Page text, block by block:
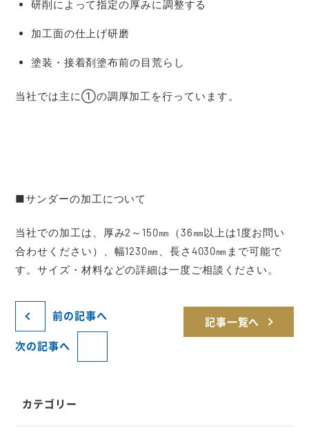
研削によって指定の厚みに調整する
加工面の仕上げ研磨
塗装・接着剤塗布前の目荒らし
当社では主に①の調厚加工を行っています。
■サンダーの加工について
当社での加工は、厚み2～150㎜（36㎜以上は1度お問い
合わせください）、幅1230㎜、長さ4030㎜まで可能で
す。サイズ・材料などの詳細は一度ご相談ください。
前の記事へ
記事一覧へ
次の記事へ
カテゴリー